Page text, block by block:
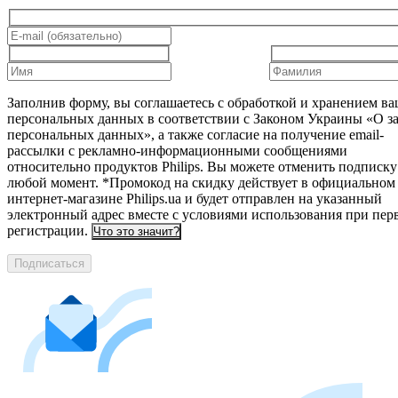
Заполнив форму, вы соглашаетесь с обработкой и хранением
персональных данных в соответствии с Законом Украины «О
персональных данных», а также согласие на получение email-
рассылки с рекламно-информационными сообщениями
относительно продуктов Philips. Вы можете отменить
любой момент. *Промокод на скидку действует в официальном
интернет-магазине Philips.ua и будет отправлен на указанный
электронный адрес вместе с условиями использования при
регистрации. Что это значит?
Подписаться